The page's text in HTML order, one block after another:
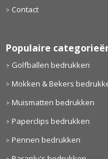
Contact
Populaire
Golfballen bedrukken
Mokken & Bekers
Muismatten bedrukken
Paperclips bedrukken
Pennen bedrukken